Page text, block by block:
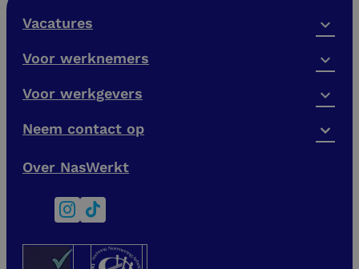
Vacatures
Voor werknemers
Voor werkgevers
Neem contact op
Over NasWerkt